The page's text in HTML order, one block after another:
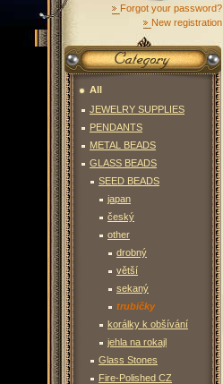
All
JEWELRY SUPPLIES
PENDANTS
METAL BEADS
GLASS BEADS
SEED BEADS
japan
český
other
drobný
větší
sekaný
trubičky
korálky k obšívání
jehla na rokajl
Glass Stones
Fire-Polished CZ
Forgot your password?
New registration